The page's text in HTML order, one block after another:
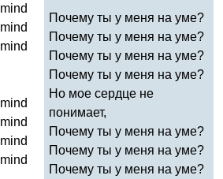
mind
mind
mind
mind
mind
mind
mind
Почему ты у меня на уме?
Почему ты у меня на уме?
Почему ты у меня на уме?
Почему ты у меня на уме?
Но мое сердце не
понимает,
Почему ты у меня на уме?
Почему ты у меня на уме?
Почему ты у меня на уме?